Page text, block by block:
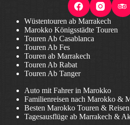
Wüstentouren ab Marrakech
Marokko Königsstädte Touren
Touren Ab Casablanca
Touren Ab Fes
Touren ab Marrakech
Touren Ab Rabat
Touren Ab Tanger
Auto mit Fahrer in Marokko
Familienreisen nach Marokko &
Besten Marokko Touren & Reisen
Tagesausflüge ab Marrakech &